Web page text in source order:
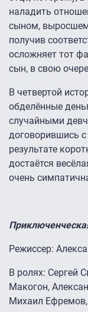
наладить
сыном,
получив
осложняет тот
сын, в свою
В четвертой
обделённые
случайными
договорившись
результате
достаётся
очень
Режиссер:
В ролях: Сергей
Макогон,
Михаил